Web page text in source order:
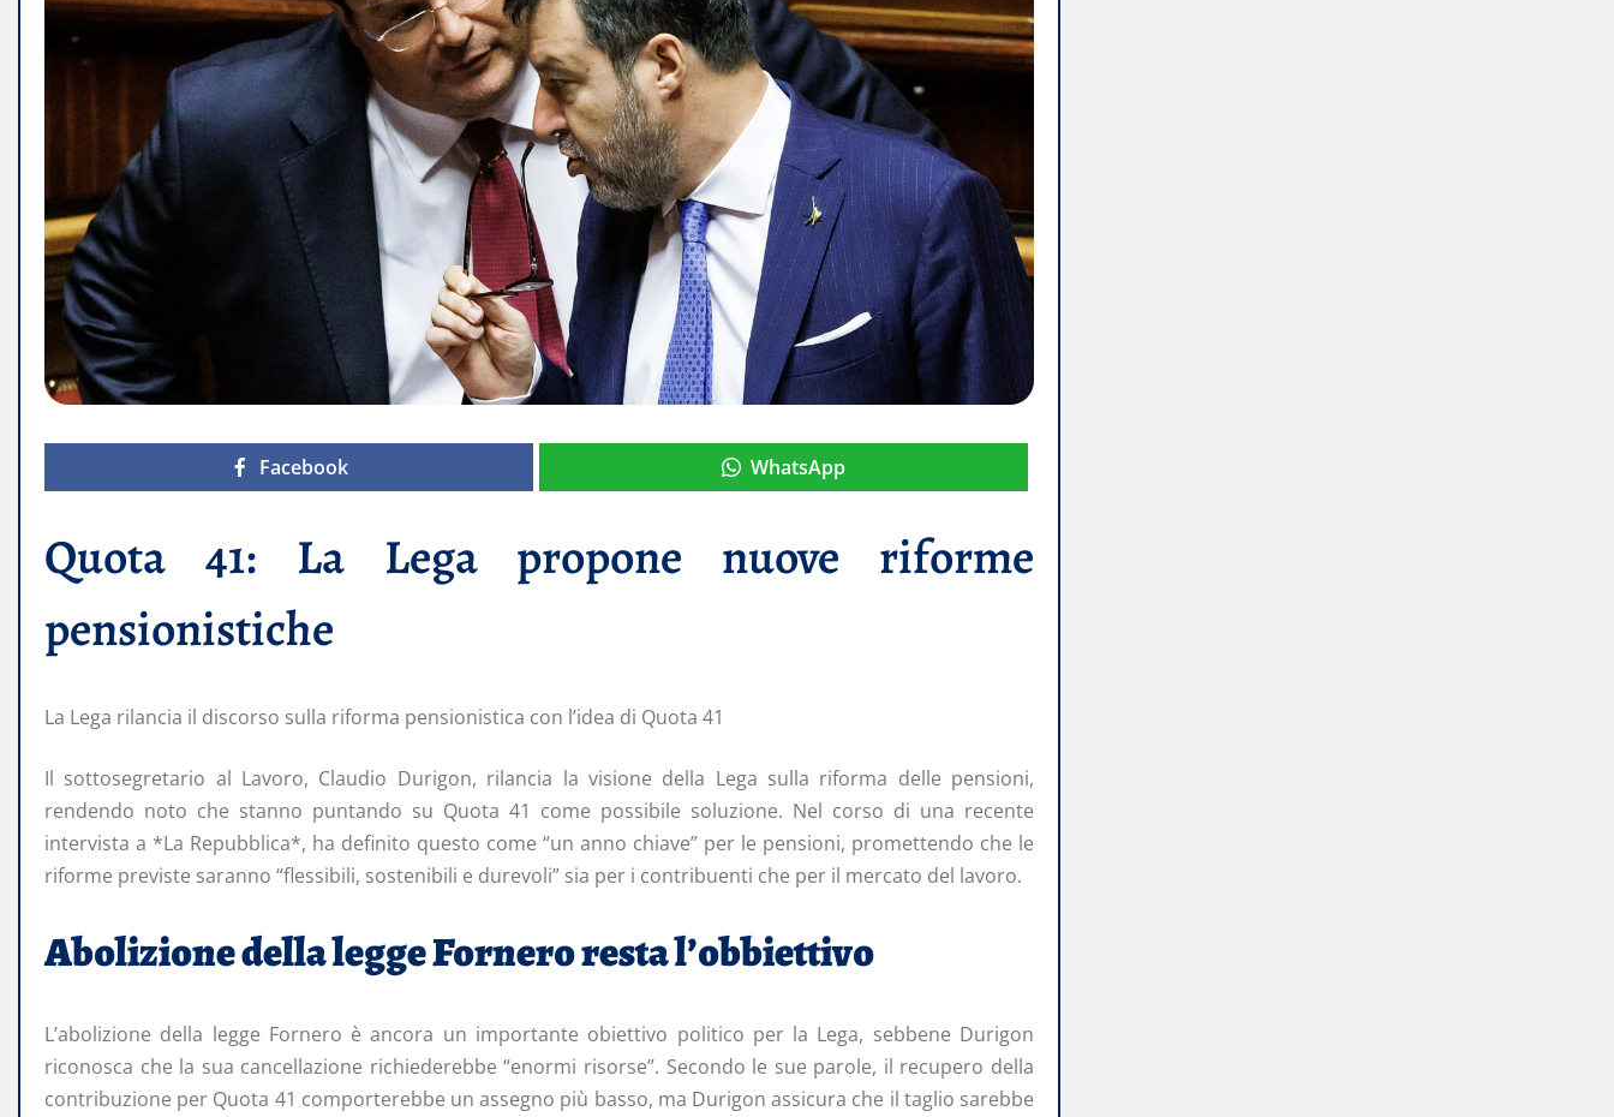
Facebook WhatsApp
Quota 41: La Lega propone nuove riforme
pensionistiche
La Lega rilancia il discorso sulla riforma pensionistica con l’idea di Quota 41
Il sottosegretario al Lavoro, Claudio Durigon, rilancia la visione della Lega sulla riforma delle pensioni,
rendendo noto che stanno puntando su Quota 41 come possibile soluzione. Nel corso di una recente
intervista a *La Repubblica*, ha definito questo come “un anno chiave” per le pensioni, promettendo che le
riforme previste saranno “flessibili, sostenibili e durevoli” sia per i contribuenti che per il mercato del lavoro.
Abolizione della legge Fornero resta l’obbiettivo
L’abolizione della legge Fornero è ancora un importante obiettivo politico per la Lega, sebbene Durigon
riconosca che la sua cancellazione richiederebbe “enormi risorse”. Secondo le sue parole, il recupero della
contribuzione per Quota 41 comporterebbe un assegno più basso, ma Durigon assicura che il taglio sarebbe